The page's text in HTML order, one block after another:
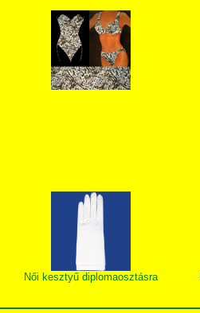
Női kesztyű diplomaosztásra